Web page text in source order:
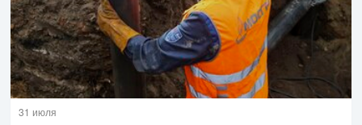
31 июля